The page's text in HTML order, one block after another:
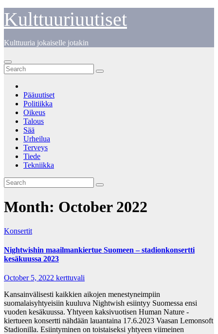
Skip
to
content
Kulttuuriuutiset
Kulttuuria jokaiselle jotakin
Pääuutiset
Politiikka
Oikeus
Talous
Sää
Urheilua
Terveys
Tiede
Tekniikka
Month: October 2022
Konsertit
Nightwishin maailmankiertue Suomeen – stadionkonsertti
kesäkuussa 2023
October 5, 2022 kerttuvali
Kansainvälisesti kaikkien aikojen menestyneimpiin
suomalaisyhtyeisiin kuuluva Nightwish esiintyy Suomessa ensi
vuoden kesäkuussa. Yhtyeen kaksivuotisen Human Nature -
kiertueen konsertti nähdään lauantaina 17.6.2023 Vaasan Lemonsoft
Stadionilla. Esiintyminen on toistaiseksi yhtyeen viimeinen